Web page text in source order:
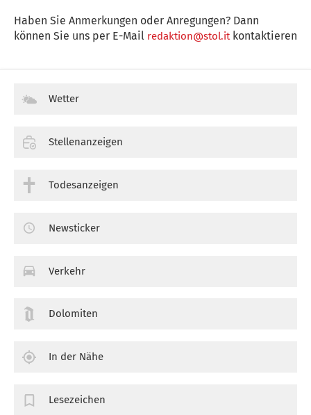
Haben Sie Anmerkungen oder Anregungen? Dann
können Sie uns per E-Mail redaktion@stol.itkontaktieren
Wetter
Stellenanzeigen
Todesanzeigen
Newsticker
Verkehr
Dolomiten
In der Nähe
Lesezeichen